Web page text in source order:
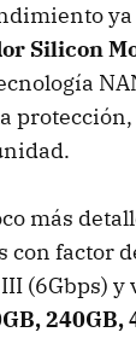
ya
Silicon
más
con factor
(6Gbps)
240GB,